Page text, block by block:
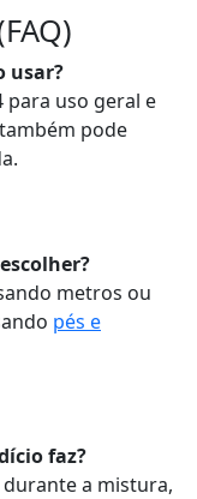
usar?
para uso geral e
pode
metros ou
pés e
faz?
a mistura,